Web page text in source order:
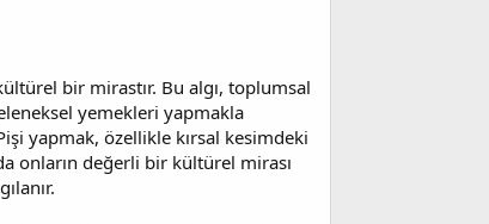
bir mirastır. Bu algı, toplumsal
yemekleri yapmakla
yapmak, özellikle kırsal kesimdeki
onların değerli bir kültürel mirası